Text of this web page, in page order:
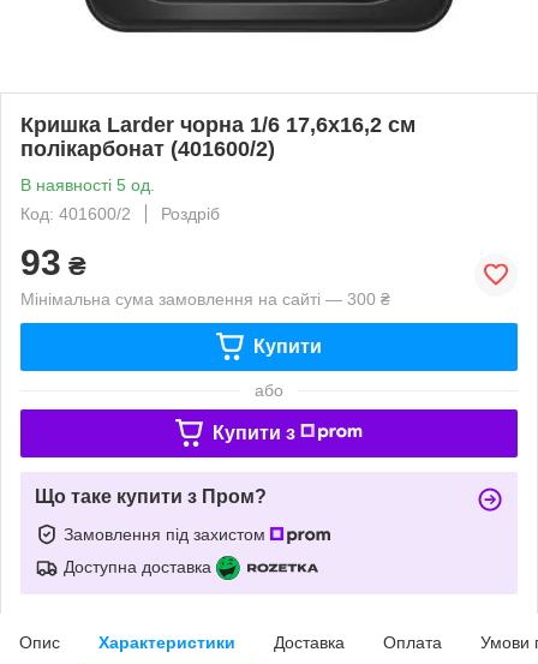
Кришка Larder чорна 1/6 17,6х16,2 см
полікарбонат (401600/2)
В наявності 5 од.
Код: 401600/2
Роздріб
93 ₴
Мінімальна сума замовлення на сайті — 300 ₴
Купити
або
Купити з
Що таке купити з Пром?
Замовлення під захистом
Доступна доставка
Опис Характеристики Доставка Оплата Умови